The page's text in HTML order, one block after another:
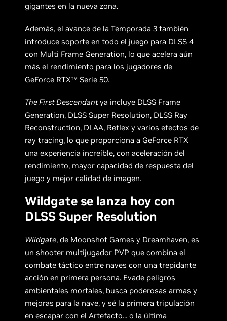
gigantes en la nueva zona.
Además, el avance de la Temporada 3 también
introduce soporte en todo el juego para DLSS 4
con Multi Frame Generation, lo que acelera aún
más el rendimiento para los jugadores de
GeForce RTX™ Serie 50.
The First Descendantya incluye DLSS Frame
Generation, DLSS Super Resolution, DLSS Ray
Reconstruction, DLAA, Reflex y varios efectos de
ray tracing, lo que proporciona a GeForce RTX
una experiencia increíble, con aceleración del
rendimiento, mayor capacidad de respuesta del
juego y mejor calidad de imagen.
Wildgate se lanza hoy con
DLSS Super Resolution
Wildgate, de Moonshot Games y Dreamhaven, es
un shooter multijugador PVP que combina el
combate táctico entre naves con una trepidante
acción en primera persona. Evade peligros
ambientales mortales, busca poderosas armas y
mejoras para la nave, y sé la primera tripulación
en escapar con el Artefacto... o la última